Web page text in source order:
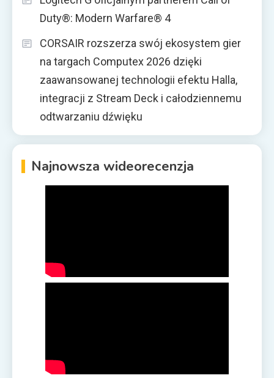
Duty®: Modern Warfare® 4
CORSAIR rozszerza swój ekosystem gier
na targach Computex 2026 dzięki
zaawansowanej technologii efektu Halla,
integracji z Stream Deck i całodziennemu
odtwarzaniu dźwięku
Najnowsza wideorecenzja